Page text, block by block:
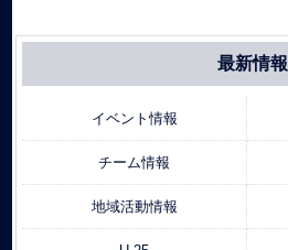
最新情報
イベント情報
チーム情報
地域活動情報